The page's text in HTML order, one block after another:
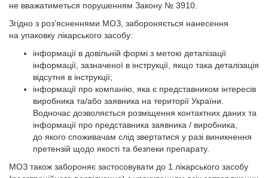
не вважатиметься порушенням Закону № 3910.
Згідно з роз’ясненнями МОЗ, забороняється нанесення
на упаковку лікарського засобу:
інформації в довільній формі з метою деталізації
інформації, зазначеної в інструкції, якщо така деталізація
відсутня в інструкції;
інформації про компанію, яка є представником інтере­сів
виробника та/або заявника на території України.
Водночас дозволяється розміщення контактних даних та
інформації про представника заявника / виробника,
до якого споживачам слід звертатися у разі виникнення
претензій щодо якості та безпеки препарату.
МОЗ також забороняє застосовувати до 1 лікарського засобу